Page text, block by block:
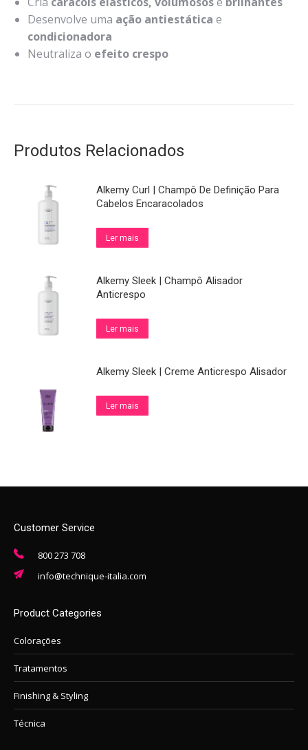
Desenvolve uma ação antiestática e
condicionadora
Neutraliza o efeito crespo
Produtos Relacionados
Alkemy Curl | Champô De Definição Para
Cabelos Encaracolados
Ler mais
Alkemy Sleek | Champô Alisador
Anticrespo
Ler mais
Alkemy Sleek | Creme Anticrespo Alisador
Ler mais
Customer Service
800 273 708
info@technique-italia.com
Product Categories
Colorações
Tratamentos
Finishing & Styling
Técnica